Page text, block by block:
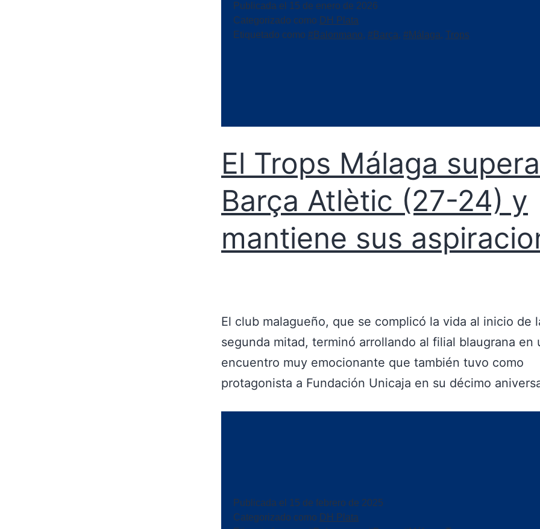
Publicada el
15 de enero de 2026
Categorizado como DH Plata
Etiquetado como #Balonmano, #Barça, #Málaga, Trops
El Trops Málaga
Barça Atlètic (27-24) y
mantiene sus
El club malagueño, que se complicó la vida al inicio de
segunda mitad, terminó arrollando al filial blaugrana en
encuentro muy emocionante que también tuvo como
protagonista a Fundación Unicaja en su décimo
Publicada el
15 de febrero de 2025
Categorizado como DH Plata